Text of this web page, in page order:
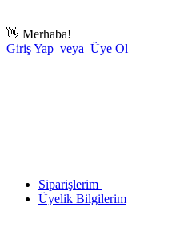
👋 Merhaba!
Giriş Yap veya Üye Ol
Siparişlerim
Üyelik Bilgilerim